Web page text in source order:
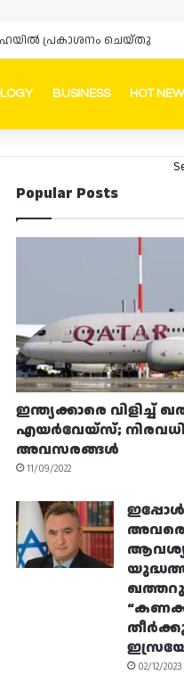
പ്രകാശനം ചെയ്തു
BUSINESS HOT
Telegram
Whatsapp Random
Popular Posts
ഇന്ത്യക്കാരെ വിളിച്ച്
എയർവേയ്‌സ്; നിരവധി
അവസരങ്ങൾ
11/09/2022
അവരെ
02/12/2023